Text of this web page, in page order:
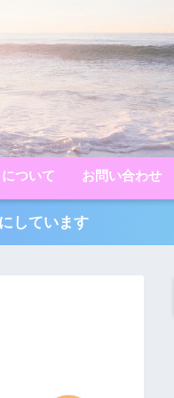
ついて お問い合わせ
しています